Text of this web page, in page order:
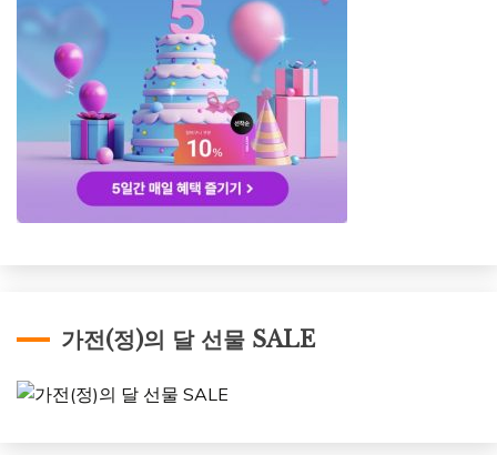
가전(정)의 달 선물 SALE